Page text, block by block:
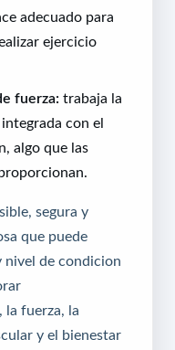
adecuado para
ejercicio
fuerza: trabaja la
con el
algo que las
segura y
que puede
nivel de condicion
la fuerza, la
y el bienestar